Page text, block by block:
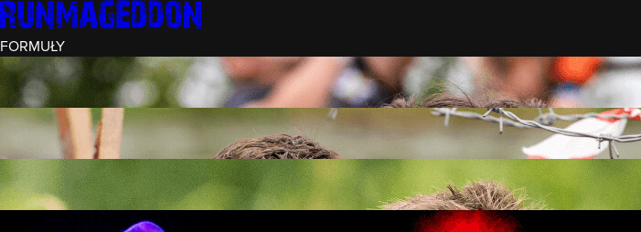
FORMUŁY
INTRO (¼)
15 PRZESZKÓD
3 KM+
REKRUT (½)
30 PRZESZKÓD
RUNMAGEDDON
50 PRZESZKÓD
12 KM+
NOCNY REKRUT (½)